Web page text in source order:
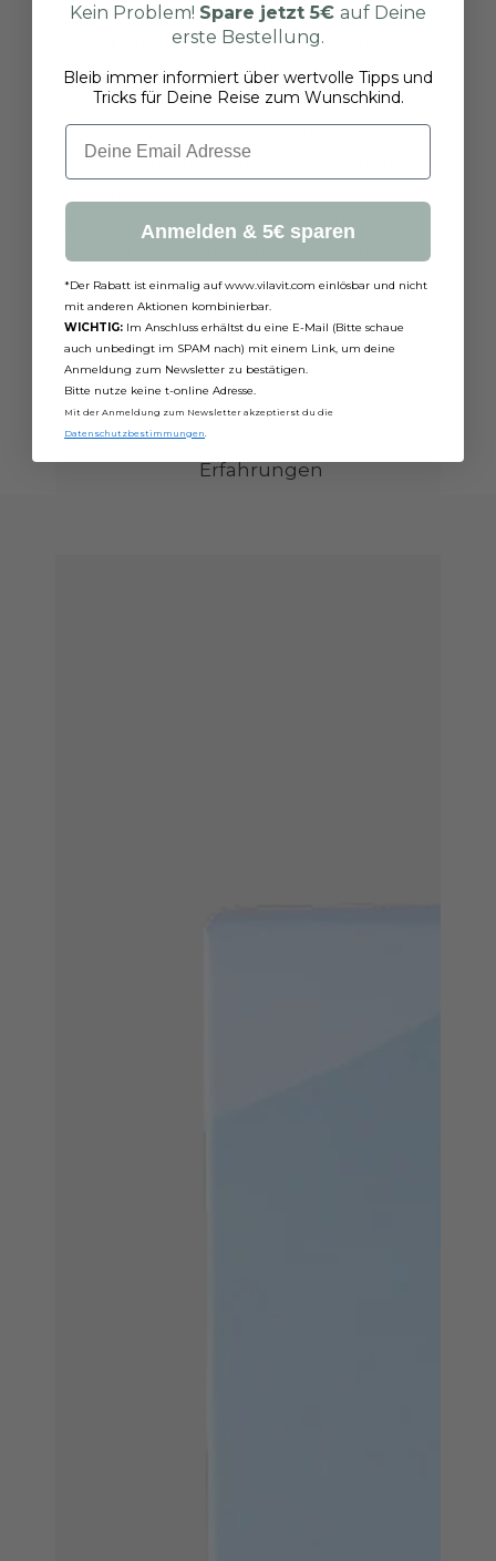
Nenad Nikolić: Ich denke, dass künstliche
Intelligenz eine große Rolle spielen wird.
Schon heute gibt es Systeme, die anhand
von Bildern Embryonen analysieren und
Wahrscheinlichkeiten für eine Einnistung
werden immer präziser. Das Ziel ist, die
und sicher wie möglich zu machen.
Share
Zurück zu Interviews &
Erfahrungen
Kein Problem! Spare jetzt 5€ auf Deine
erste Bestellung.
Bleib immer informiert über wertvolle Tipps und
Tricks für Deine Reise zum Wunschkind.
Email
Anmelden & 5€ sparen
*Der Rabatt ist einmalig auf www.vilavit.com einlösbar und nicht
mit anderen Aktionen kombinierbar.
WICHTIG: Im Anschluss erhältst du eine E-Mail (Bitte schaue
auch unbedingt im SPAM nach) mit einem Link, um deine
Anmeldung zum Newsletter zu bestätigen.
Bitte nutze keine t-online Adresse.
Mit der Anmeldung zum Newsletter akzeptierst du die
Datenschutzbestimmungen